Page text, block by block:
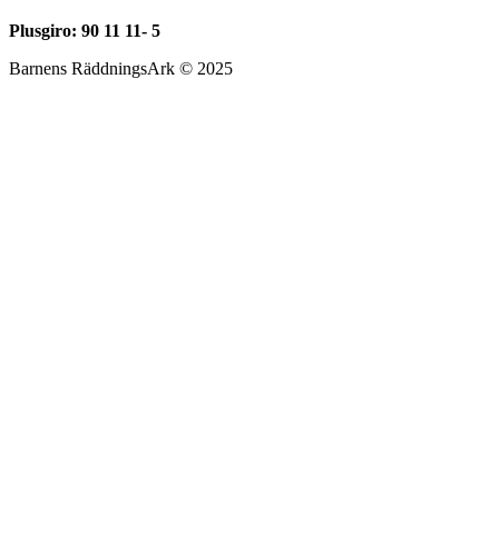
Plusgiro: 90 11 11- 5
Barnens RäddningsArk © 2025